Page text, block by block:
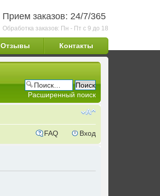
Прием заказов: 24/7/365
Обработка заказов: Пн - Пт с 9 до 18
Отзывы Контакты
Расширенный поиск
FAQ Вход